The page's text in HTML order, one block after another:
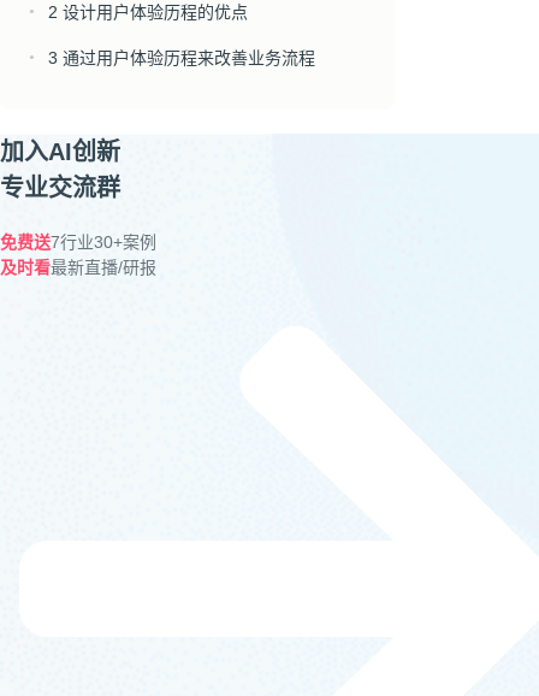
● 2 设计用户体验历程的优点
● 3 通过用户体验历程来改善业务流程
加入AI创新
专业交流群
免费送7行业30+案例
及时看最新直播/研报